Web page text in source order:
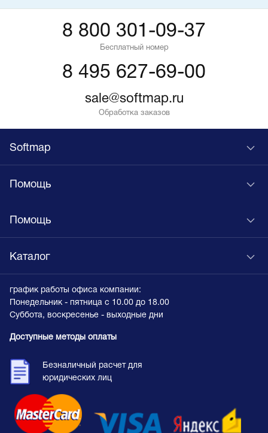
8 800 301-09-37
Бесплатный номер
8 495 627-69-00
sale@softmap.ru
Обработка заказов
Softmap
Помощь
Помощь
Каталог
график работы офиса компании:
Понедельник - пятница с 10.00 до 18.00
Суббота, воскресенье - выходные дни
Доступные методы оплаты
Безналичный расчет для
юридических лиц